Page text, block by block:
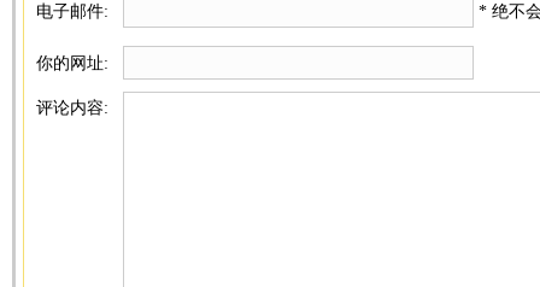
电子邮件: * 绝不
你的网址:
评论内容: